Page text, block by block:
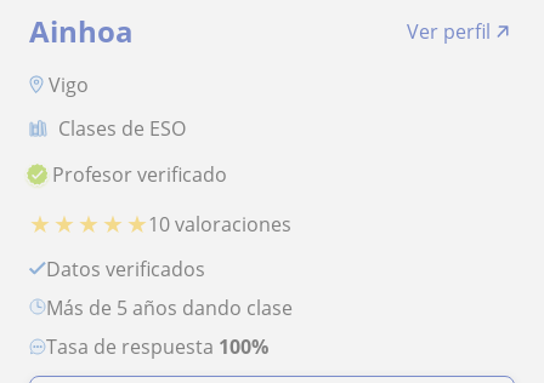
Ainhoa
Ver perfil
Vigo
Clases de ESO
Profesor verificado
★ ★ ★ ★ ★10 valoraciones
Datos verificados
más de 5 años dando clase
Tasa de respuesta 100%